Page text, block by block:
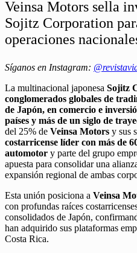
Veinsa Motors sella
Sojitz Corporation
operaciones
Síganos en Instagram:
La multinacional japonesa Sojitz
conglomerados globales de
de Japón, en comercio e
países y más de un siglo de
del 25% de Veinsa Motors y sus
costarricense líder con más de
automotor y parte del grupo
apuesta para consolidar una
expansión regional de ambas
Esta unión posiciona a Veinsa
con profundas raíces
consolidados de Japón,
han adquirido sus plataformas
Costa Rica.